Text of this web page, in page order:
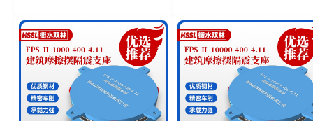
300-3.48厂家